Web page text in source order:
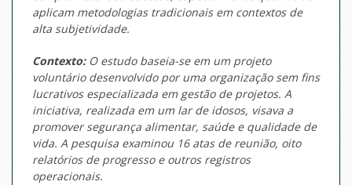
aplicam metodologias tradicionais em contextos de
alta subjetividade.
Contexto: O estudo baseia-se em um projeto
voluntário desenvolvido por uma organização sem fins
lucrativos especializada em gestão de projetos. A
iniciativa, realizada em um lar de idosos, visava a
promover segurança alimentar, saúde e qualidade de
vida. A pesquisa examinou 16 atas de reunião, oito
relatórios de progresso e outros registros
operacionais.